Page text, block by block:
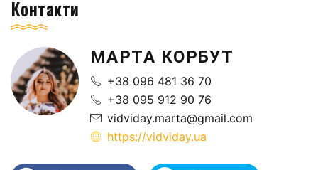
Контакти
МАРТА КОРБУТ
+38 096 481 36 70
+38 095 912 90 76
vidviday.marta@gmail.com
https://vidviday.ua